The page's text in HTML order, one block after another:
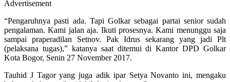
Advertisement
“Pengaruhnya pasti ada. Tapi Golkar sebagai partai senior sudah
pengalaman. Kami jalan aja. Ikuti prosesnya. Kami menunggu saja
sampai praperadilan Setnov. Pak Idrus sekarang yang jadi Plt
(pelaksana tugas),” katanya saat ditemui di Kantor DPD Golkar
Kota Bogor, Senin 27 November 2017.
Tauhid J Tagor yang juga adik ipar Setya Novanto ini, mengaku